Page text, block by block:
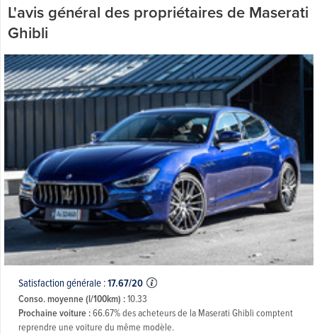
L'avis général des propriétaires de Maserati
Ghibli
Satisfaction générale :17.67/20
Conso. moyenne (l/100km) :10.33
Prochaine voiture :66.67% des acheteurs de la Maserati Ghibli comptent
reprendre une voiture du même modèle.